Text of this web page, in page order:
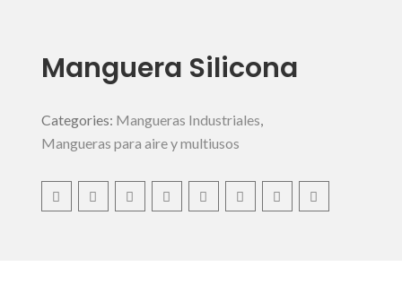
Manguera Silicona
Categories: Mangueras Industriales,
Mangueras para aire y multiusos